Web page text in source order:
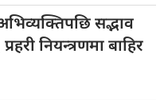
सद्भाव
नियन्त्रणमा बाहिर